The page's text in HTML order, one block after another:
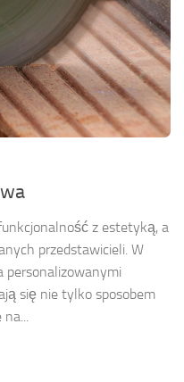
z estetyką, a
przedstawicieli. W
personalizowanymi
się nie tylko sposobem